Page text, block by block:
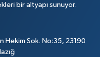
bir altyapı sunuyor.
Hekim Sok. No:35, 23190